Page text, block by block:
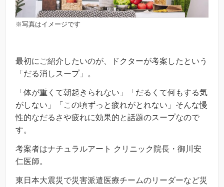
※写真はイメージです
最初にご紹介したいのが、ドクターが考案したという
「だる消しスープ」。
「体が重くて朝起きられない」「だるくて何もする気
がしない」「この頃ずっと疲れがとれない」そんな慢
性的なだるさや疲れに効果的と話題のスープなので
す。
考案者はナチュラルアート クリニック院長・御川安
仁医師。
東日本大震災で災害派遣医療チームのリーダーなど災